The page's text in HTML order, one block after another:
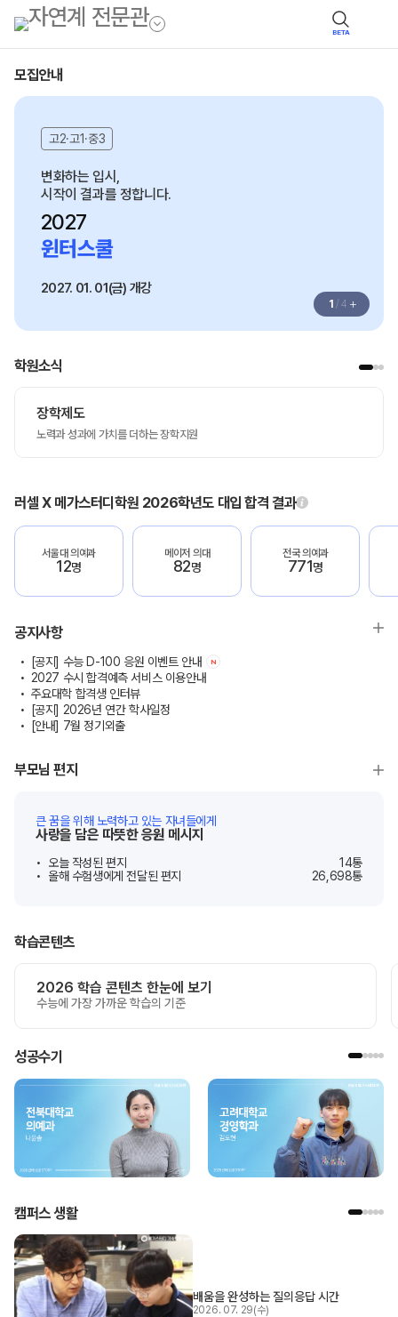
BETA
모집안내
고2·고1·중3
변화하는 입시,
시작이 결과를 정합니다.
2027
윈터스쿨
2027. 01. 01(금) 개강
1 / 4 +
학원소식
장학제도
노력과 성과에 가치를 더하는 장학지원
러셀 X 메가스터디학원 2026학년도 대입 합격 결과
서울대 의예과
12명
메이저 의대
82명
전국 의예과
771명
공지사항
[공지] 수능 D-100 응원 이벤트 안내 N
2027 수시 합격예측 서비스 이용안내
주요대학 합격생 인터뷰
[공지] 2026년 연간 학사일정
[안내] 7월 정기외출
부모님 편지
큰 꿈을 위해 노력하고 있는 자녀들에게
사랑을 담은 따뜻한 응원 메시지
오늘 작성된 편지 14통
올해 수험생에게 전달된 편지
26,698통
학습콘텐츠
2026 학습 콘텐츠 한눈에 보기
수능에 가장 가까운 학습의 기준
성공수기
캠퍼스 생활
배움을 완성하는 질의응답 시간
2026. 07. 29(수)